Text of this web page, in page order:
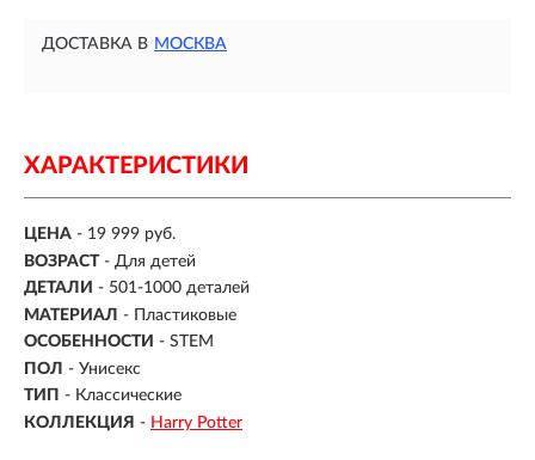
ДОСТАВКА В МОСКВА
ХАРАКТЕРИСТИКИ
ЦЕНА - 19 999 руб.
ВОЗРАСТ - Для детей
ДЕТАЛИ - 501-1000 деталей
МАТЕРИАЛ - Пластиковые
ОСОБЕННОСТИ - STEM
ПОЛ - Унисекс
ТИП - Классические
КОЛЛЕКЦИЯ - Harry Potter